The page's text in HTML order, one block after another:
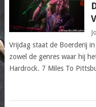
Vrijdag staat de Boerderij
zowel de genres waar hij
Hardrock. 7 Miles To